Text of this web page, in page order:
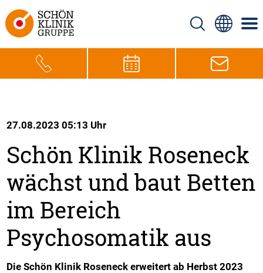
27.08.2023 05:13 Uhr
Schön Klinik Roseneck
wächst und baut Betten
im Bereich
Psychosomatik aus
Die Schön Klinik Roseneck erweitert ab Herbst 2023